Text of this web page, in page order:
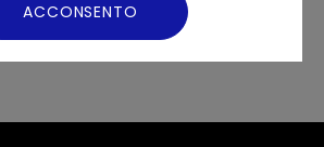
ACCONSENTO